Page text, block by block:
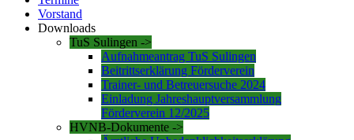
Vorstand
Downloads
TuS Sulingen ->
Aufnahmeantrag TuS Sulingen
Beitrittserklärung Förderverein
Trainer- und Betreuersuche 2024
Einladung Jahreshauptversammlung
Förderverein 12/2025
HVNB-Dokumente ->